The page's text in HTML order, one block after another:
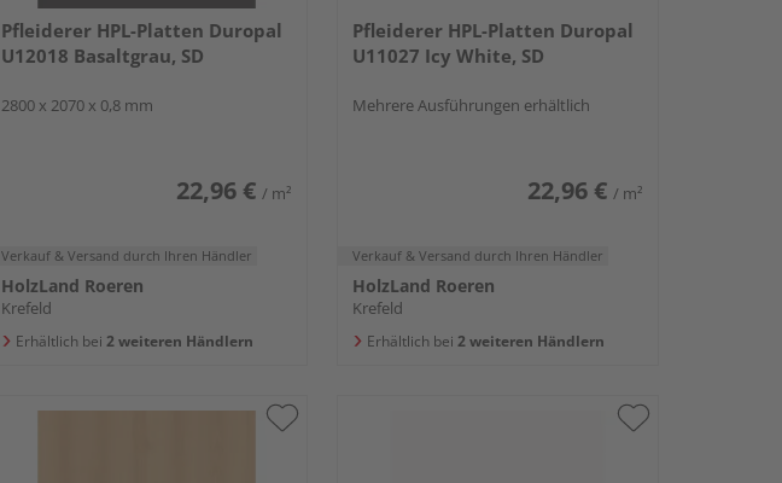
Pfleiderer HPL-Platten Duropal
U12018 Basaltgrau, SD
2800 x 2070 x 0,8 mm
22,96 € / m²
Verkauf & Versand durch Ihren Händler
HolzLand Roeren
Krefeld
Erhältlich bei 2 weiteren Händlern
Pfleiderer HPL-Platten Duropal
U11027 Icy White, SD
Mehrere Ausführungen erhältlich
22,96 € / m²
Verkauf & Versand durch Ihren Händler
HolzLand Roeren
Krefeld
Erhältlich bei 2 weiteren Händlern